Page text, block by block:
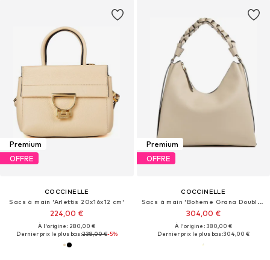
Premium
OFFRE
COCCINELLE
Sacs à main 'Arlettis 20x16x12 cm'
224,00 €
À l'origine : 280,00 €
Dernier prix le plus bas :238,00 €-5%
Premium
OFFRE
COCCINELLE
Sacs à main 'Boheme Grana Double 34x23x11 cm'
304,00 €
À l'origine : 380,00 €
Dernier prix le plus bas :304,00 €